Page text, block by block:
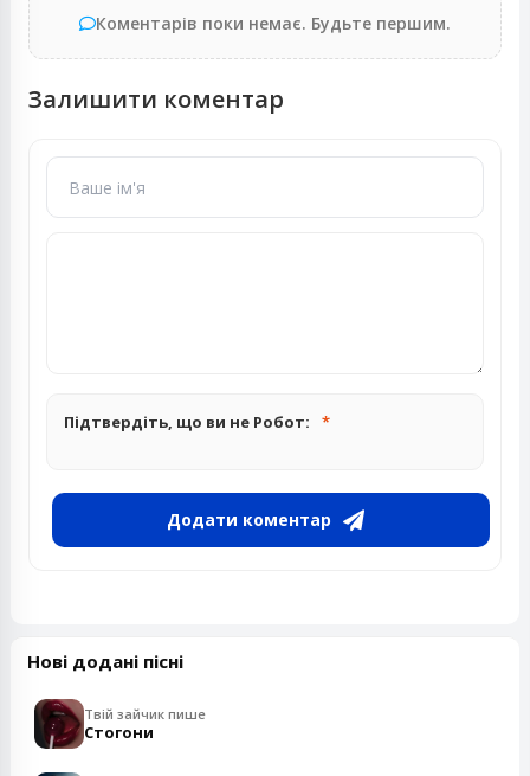
Коментарів поки немає. Будьте першим.
Залишити коментар
Підтвердіть, що ви не Робот:
Додати коментар
Нові додані пісні
Твій зайчик пише
Стогони